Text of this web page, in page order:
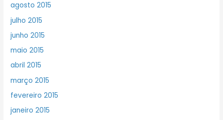
agosto 2015
julho 2015
junho 2015
maio 2015
abril 2015
março 2015
fevereiro 2015
janeiro 2015